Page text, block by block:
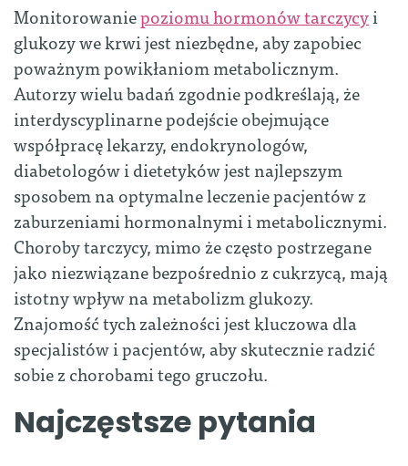
Monitorowaniepoziomu hormonów tarczycyi
glukozy we krwi jest niezbędne, aby zapobiec
poważnym powikłaniom metabolicznym.
Autorzy wielu badań zgodnie podkreślają, że
interdyscyplinarne podejście obejmujące
współpracę lekarzy, endokrynologów,
diabetologów i dietetyków jest najlepszym
sposobem na optymalne leczenie pacjentów z
zaburzeniami hormonalnymi i metabolicznymi.
Choroby tarczycy, mimo że często postrzegane
jako niezwiązane bezpośrednio z cukrzycą, mają
istotny wpływ na metabolizm glukozy.
Znajomość tych zależności jest kluczowa dla
specjalistów i pacjentów, aby skutecznie radzić
sobie z chorobami tego gruczołu.
Najczęstsze pytania